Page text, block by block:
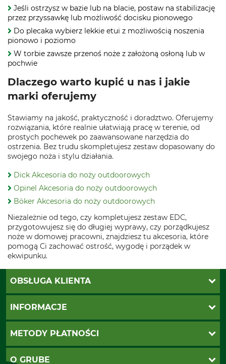
Jeśli ostrzysz w bazie lub na blacie, postaw na stabilizację
przez przyssawkę lub możliwość docisku pionowego
Do plecaka wybierz lekkie etui z możliwością noszenia
pionowo i poziomo
W torbie zawsze przenoś noże z założoną osłoną lub w
pochwie
Dlaczego warto kupić u nas i jakie
marki oferujemy
Stawiamy na jakość, praktyczność i doradztwo. Oferujemy
rozwiązania, które realnie ułatwiają pracę w terenie, od
prostych pochewek po zaawansowane narzędzia do
ostrzenia. Bez trudu skompletujesz zestaw dopasowany do
swojego noża i stylu działania.
Dick Akcesoria do noży outdoorowych
Opinel Akcesoria do noży outdoorowych
Böker Akcesoria do noży outdoorowych
Niezależnie od tego, czy kompletujesz zestaw EDC,
przygotowujesz się do długiej wyprawy, czy porządkujesz
noże w domowej pracowni, znajdziesz tu akcesoria, które
pomogą Ci zachować ostrość, wygodę i porządek w
ekwipunku.
OBSŁUGA KLIENTA
Katalogi Grube
Ustawienia plików cookie
INFORMACJE
Koszty dostawy
METODY PŁATNOŚCI
PayU
O GRUBE